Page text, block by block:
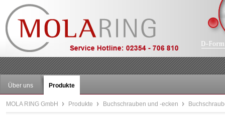
Über uns Produkte
MOLA RING GmbH Produkte Buchschrauben und -ecken